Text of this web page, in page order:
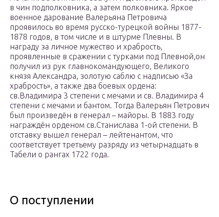
в чин подполковника, а затем полковника. Яркое
военное дарование Валерьяна Петровича
проявилось во время русско-турецкой войны 1877-
1878 годов, в том числе и в штурме Плевны. В
награду за личное мужество и храбрость,
проявленные в сражении с турками под Плевной,он
получил из рук главнокомандующего, Великого
князя Александра, золотую саблю с надписью «За
храбрость», а также два боевых ордена:
св.Владимира 3 степени с мечами и св. Владимира 4
степени с мечами и бантом. Тогда Валерьян Петрович
был произведён в генерал – майоры. В 1883 году
награждён орденом св.Станислава 1-ой степени. В
отставку вышел генерал – лейтенантом, что
соответствует третьему разряду из четырнадцать в
Табели о рангах 1722 года.
О поступлении